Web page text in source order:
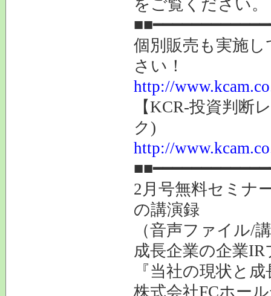
をご覧ください。
個別販売も実施
さい！
http://
【KCR-投資判断
ク)
http://
2月号無料セミナ
の講演録
（音声ファイル/
成長企業の企業
『当社の現状と
株式会社FCホー